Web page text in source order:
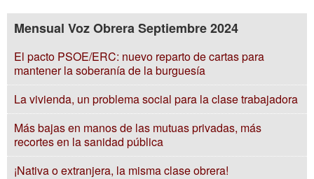
Mensual Voz Obrera Septiembre 2024
El pacto PSOE/ERC: nuevo reparto de cartas para
mantener la soberanía de la burguesía
La vivienda, un problema social para la clase trabajadora
Más bajas en manos de las mutuas privadas, más
recortes en la sanidad pública
¡Nativa o extranjera, la misma clase obrera!